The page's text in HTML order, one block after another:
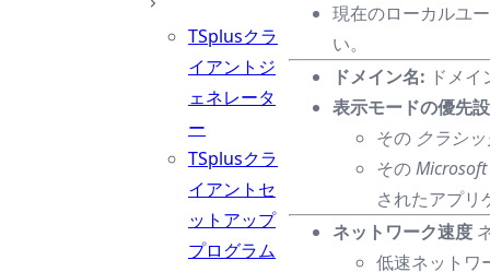
TSplusクラ
イアントジ
ェネレータ
ー
TSplusクラ
イアントセ
ットアップ
プログラム
現在のローカルユ
い。
ドメイン名: ドメ
表示モードの優先
その クラシ
その
されたアプリ
ネットワーク速度
低速ネットワ